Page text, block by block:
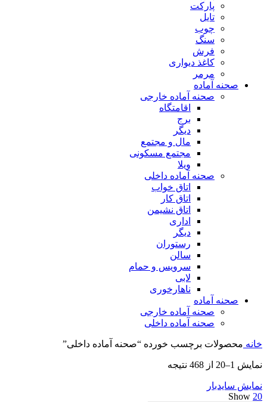
پارکت
تایل
چوب
سنگ
فرش
کاغذ دیواری
مرمر
صحنه آماده
صحنه آماده خارجی
اقامتگاه
برج
دیگر
مال و مجتمع
مجتمع مسکونی
ویلا
صحنه آماده داخلی
اتاق خواب
اتاق کار
اتاق نشیمن
اداری
دیگر
رستوران
سالن
سرویس و حمام
لابی
ناهارخوری
صحنه آماده
صحنه آماده خارجی
صحنه آماده داخلی
خانه محصولات برچسب خورده “صحنه آماده داخلی”
نمایش 1–20 از 468 نتیجه
نمایش سایدبار
Show 20